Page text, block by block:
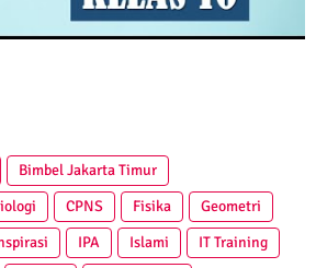
Bimbel Jakarta Timur
CPNS Fisika
Geometri
IPA Islami
IT Training